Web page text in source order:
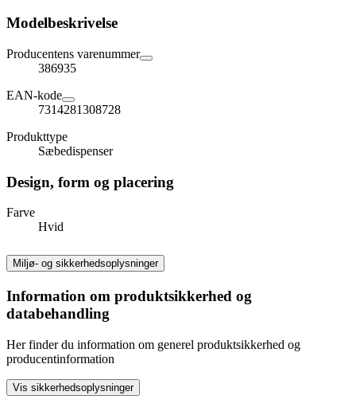
Modelbeskrivelse
Producentens varenummer
386935
EAN-kode
7314281308728
Produkttype
Sæbedispenser
Design, form og placering
Farve
Hvid
Miljø- og sikkerhedsoplysninger
Information om produktsikkerhed og
databehandling
Her finder du information om generel produktsikkerhed og
producentinformation
Vis sikkerhedsoplysninger